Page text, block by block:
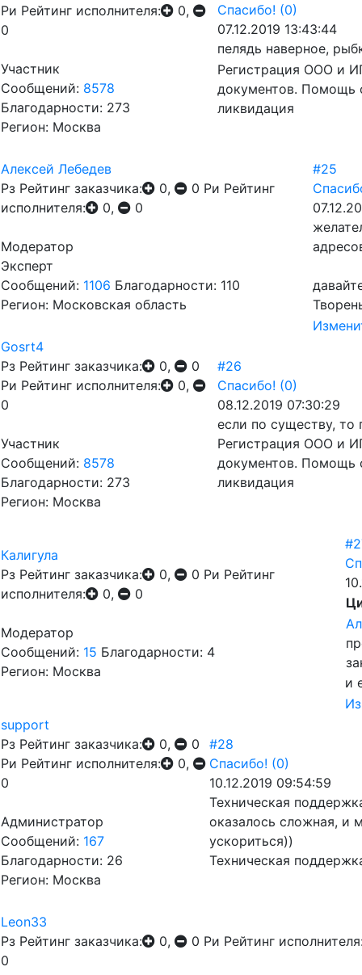
Ри Рейтинг исполнителя:
0,
0
Участник
Сообщений: 8578
Благодарности: 273
Регион: Москва
Спасибо! (0)
07.12.2019 13:43:44
пелядь наверное,
Регистрация ООО и
документов. Помощь
ликвидация
Алексей Лебедев
Рз Рейтинг заказчика: 0, 0 Ри Рейтинг
исполнителя:
0, 0
Модератор
Эксперт
Сообщений: 1106 Благодарности: 110
Регион: Московская область
#25
Gosrt4
Рз Рейтинг заказчика: 0,
0
Ри Рейтинг исполнителя:
0,
0
Участник
Сообщений: 8578
Благодарности: 273
Регион: Москва
#26
Спасибо! (0)
08.12.2019 07:30:29
если по существу, то
Регистрация ООО и
документов. Помощь
ликвидация
Калигула
Рз Рейтинг заказчика: 0, 0 Ри Рейтинг
исполнителя:
0, 0
Модератор
Сообщений: 15 Благодарности: 4
Регион: Москва
и
support
Рз Рейтинг заказчика: 0,
0
Ри Рейтинг исполнителя:
0,
0
Администратор
Сообщений: 167
Благодарности: 26
Регион: Москва
#28
Спасибо! (0)
10.12.2019 09:54:59
Техническая
оказалось сложная, и
ускориться))
Техническая
Leon33
Рз Рейтинг заказчика: 0, 0 Ри Рейтинг
0